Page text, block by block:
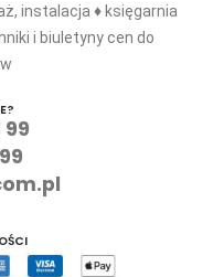
instalacja ♦ księgarnia
i biuletyny cen do